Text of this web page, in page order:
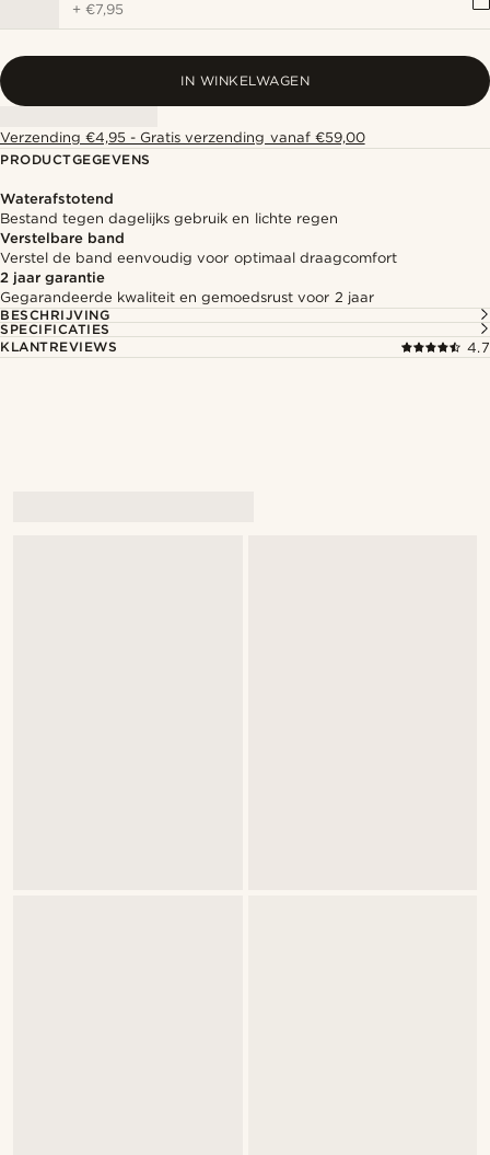
+€7,95
IN WINKELWAGEN
Verzending €4,95 - Gratis verzending vanaf €59,00
PRODUCTGEGEVENS
Waterafstotend
Bestand tegen dagelijks gebruik en lichte regen
Verstelbare band
Verstel de band eenvoudig voor optimaal draagcomfort
2 jaar garantie
Gegarandeerde kwaliteit en gemoedsrust voor 2 jaar
BESCHRIJVING
SPECIFICATIES
KLANTREVIEWS
4.7